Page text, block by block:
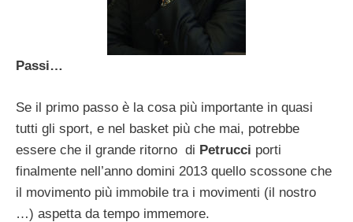
Passi…
Se il primo passo è la cosa più importante in quasi
tutti gli sport, e nel basket più che mai, potrebbe
essere che il grande ritorno di Petrucci porti
finalmente nell’anno domini 2013 quello scossone che
il movimento più immobile tra i movimenti (il nostro
…) aspetta da tempo immemore.